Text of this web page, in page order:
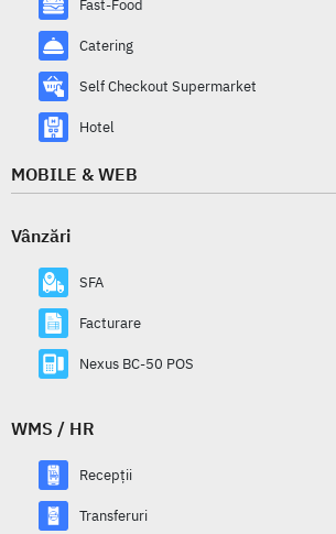
Fast-Food
Catering
Self Checkout Supermarket
Hotel
MOBILE & WEB
Vânzări
SFA
Facturare
Nexus BC-50 POS
WMS / HR
Recepții
Transferuri